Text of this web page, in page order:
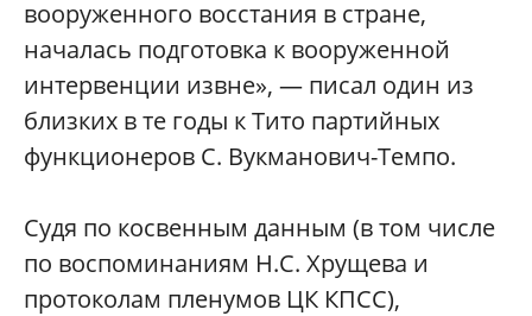
вооруженного восстания в стране,
началась подготовка к вооруженной
интервенции извне», — писал один из
близких в те годы к Тито партийных
функционеров С. Вукманович-Темпо.
Судя по косвенным данным (в том числе
по воспоминаниям Н.С. Хрущева и
протоколам пленумов ЦК КПСС),